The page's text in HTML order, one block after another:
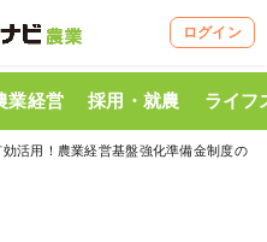
ログイン
業経営 採用・就農 ライフ
活用！農業経営基盤強化準備金制度の